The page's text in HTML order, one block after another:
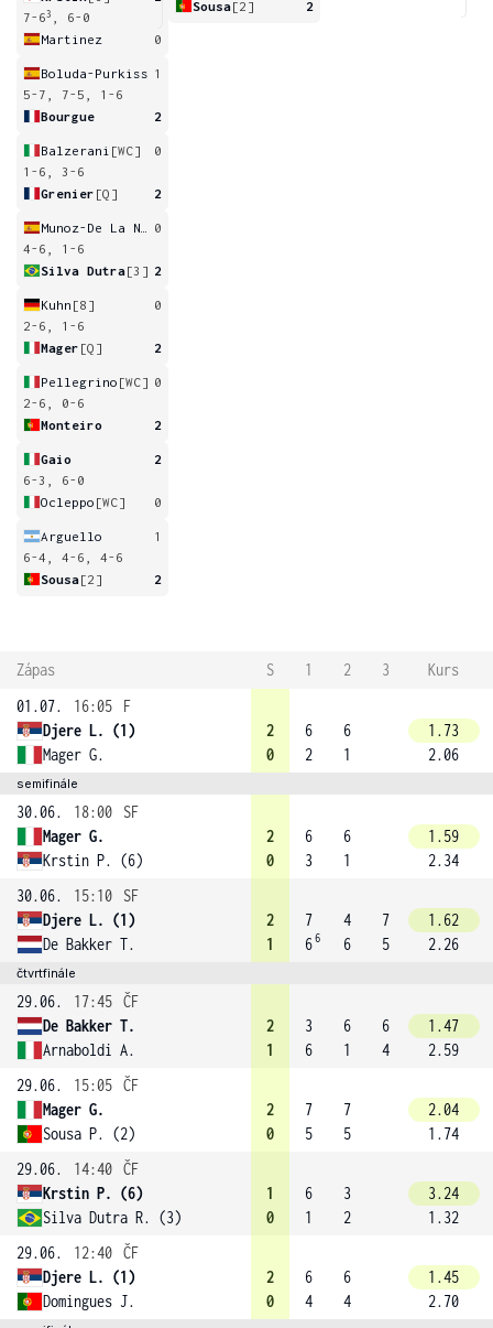
7-63
, 6-0
Martinez
0
Boluda-Purkiss 1
5-7, 7-5, 1-6
Bourgue
2
Balzerani [WC]
0
1-6, 3-6
Grenier [Q] 2
0
4-6, 1-6
Silva Dutra[3] 2
Kuhn [8]
0
2-6, 1-6
Mager [Q] 2
Pellegrino [WC] 0
2-6, 0-6
Monteiro
2
Gaio
2
6-3, 6-0
Ocleppo [WC] 0
Arguello
1
6-4, 4-6, 4-6
Sousa[2] 2
Sousa[2] 2
Zápas S 1 2 3
Kurs
01.07.
16:05
F
Djere L. (1)
Mager G.
2
0
6
2
6
1
1.73
2.06
semifinále
30.06. 18:00
SF
Mager G.
Krstin P. (6)
2
0
6
3
6
1
1.59
2.34
30.06.
15:10
SF
Djere L. (1)
De Bakker T.
2
1
7
66
4
6
7
5
1.62
2.26
čtvrtfinále
29.06. 17:45 ČF
De Bakker T.
Arnaboldi A.
2
1
3
6
6
1
6
4
1.47
2.59
29.06.
15:05 ČF
Mager G.
Sousa P. (2)
2
0
7
5
7
5
2.04
1.74
29.06.
14:40 ČF
Krstin P. (6)
Silva Dutra R. (3)
1
0
6
1
3
2
3.24
1.32
29.06.
12:40 ČF
Djere L. (1)
Domingues J.
2
0
6
4
6
4
1.45
2.70